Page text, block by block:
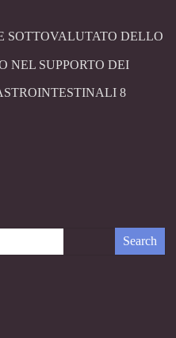
SOTTOVALUTATO DELLO
NEL SUPPORTO DEI
8